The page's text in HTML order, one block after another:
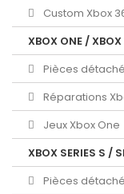
Custom Xbox
XBOX ONE /
Pièces
Réparations
Jeux Xbox One
XBOX SERIES S /
Pièces